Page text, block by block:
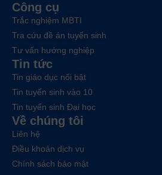
Công cụ
Trắc nghiệm MBTI
Tra cứu đề án tuyển sinh
Tư vấn hướng nghiệp
Tin tức
Tin giáo dục nổi bật
Tin tuyển sinh vào 10
Tin tuyển sinh Đại học
Về chúng tôi
Liên hệ
Điều khoản dịch vụ
Chính sách bảo mật